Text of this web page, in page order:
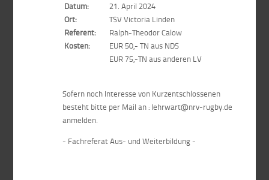
Datum:
21. April 2024
Ort:
TSV Victoria Linden
Referent:
Ralph-Theodor Calow
Kosten:
EUR 50,- TN aus NDS
EUR 75,-TN aus anderen LV
Sofern noch Interesse von Kurzentschlossenen
besteht bitte per Mail an : lehrwart@nrv-rugby.de
anmelden.
- Fachreferat Aus- und Weiterbildung -